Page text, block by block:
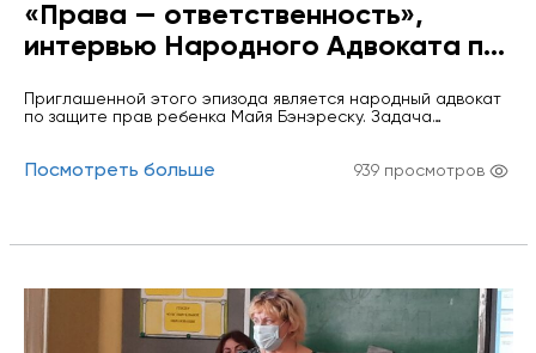
«Права — ответственность»,
интервью Народного Адвоката по
для Информационного портала
Приглашенной этого эпизода является народный адвокат
по защите прав ребенка Майя Бэнэреску. Задача
превышения власти органами публичного управления, и
класса Теоретического лицея им.…
Посмотреть больше 939 просмотров